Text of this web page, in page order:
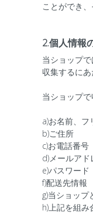
ことができ
2.個人情報
当ショップ
収集するに
当ショップ
a)お名前、フ
b)ご住所
c)お電話番号
d)メールアド
e)パスワード
f)配送先情報
g)当ショップ
h)上記を組